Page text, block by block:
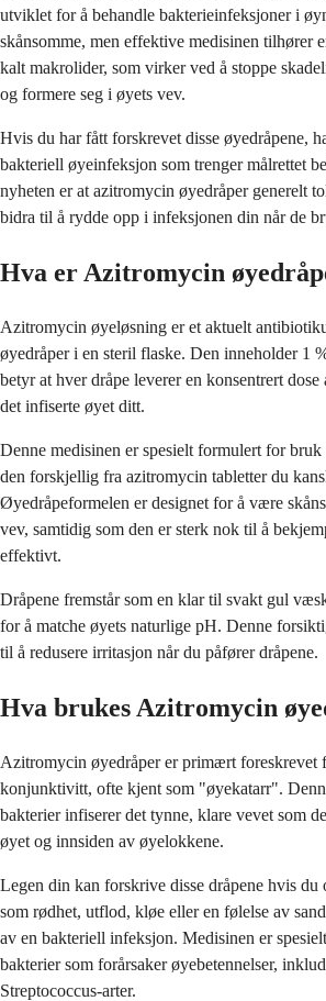
utviklet for å behandle bakterieinfeksjoner i
skånsomme, men effektive medisinen tilhører
kalt makrolider, som virker ved å stoppe
og formere seg i øyets vev.
Hvis du har fått forskrevet disse øyedråpene,
bakteriell øyeinfeksjon som trenger målrettet
nyheten er at azitromycin øyedråper generelt
bidra til å rydde opp i infeksjonen din når de
Hva er Azitromycin
Azitromycin øyeløsning er et aktuelt
øyedråper i en steril flaske. Den inneholder 1
betyr at hver dråpe leverer en konsentrert
det infiserte øyet ditt.
Denne medisinen er spesielt formulert for
den forskjellig fra azitromycin tabletter du
Øyedråpeformelen er designet for å være
vev, samtidig som den er sterk nok til å
effektivt.
Dråpene fremstår som en klar til svakt gul
for å matche øyets naturlige pH. Denne
til å redusere irritasjon når du påfører dråpene.
Hva brukes Azitromycin
Azitromycin øyedråper er primært foreskrevet
konjunktivitt, ofte kjent som "øyekatarr".
bakterier infiserer det tynne, klare vevet som
øyet og innsiden av øyelokkene.
Legen din kan forskrive disse dråpene hvis du
som rødhet, utflod, kløe eller en følelse av
av en bakteriell infeksjon. Medisinen er
bakterier som forårsaker øyebetennelser,
Streptococcus-arter.